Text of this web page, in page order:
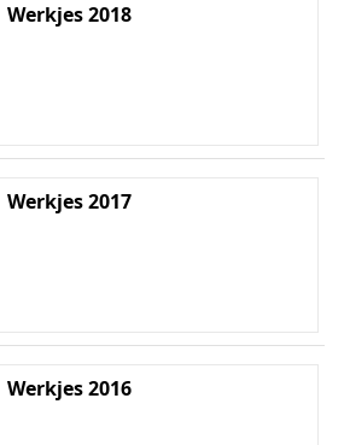
Werkjes 2018
Werkjes 2017
Werkjes 2016